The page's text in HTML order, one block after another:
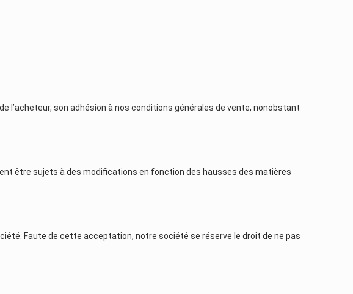
son adhésion à nos conditions générales de vente, nonobstant
être sujets à des modifications en fonction des hausses des matières
Faute de cette acceptation, notre société se réserve le droit de ne pas